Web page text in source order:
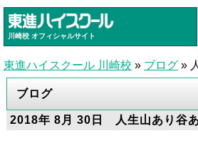
川崎校 オフィシャルサイト
東進ハイスクール 川崎校 » ブログ »
ブログ
2018年 8月 30日 人生山あり谷あ